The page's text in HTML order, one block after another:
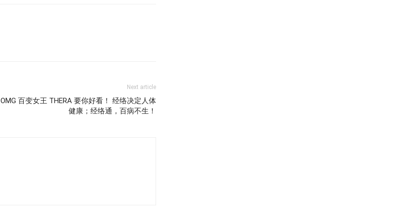
Next article
OMG 百变女王 THERA 要你好看！ 经络决定人体
健康；经络通，百病不生！